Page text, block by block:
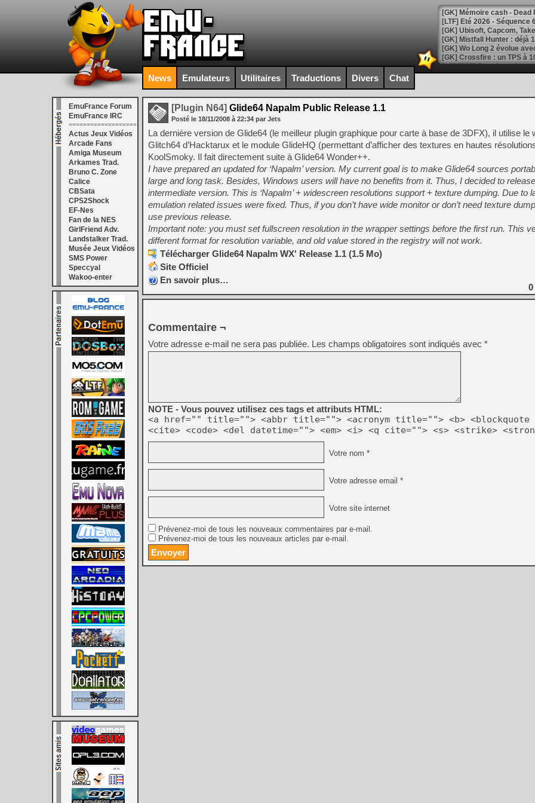
[LTF] Eté 2026 - Séquence
[GK] Mistfall Hunter : déjà
[GK] Wo Long 2 évolue
[GK] Crossfire : un TPS à
[LS] [PS5] Premiers
[Mo5] DOOM arrive en
[GK] Bethesda fête les 30
[GK] Roblox : l'action en
[GK] Agenda - GeForce
[GK] Devolver Digital en a
[LS] [PS5] ps5-y2jb-
[GK] Pourquoi Marvel
[GK] Test : Restory : Chill
[GK] GTA 6 : Rockstar
[GK] Hot Wheels Infinite
[GK] Mémoire cash -
[GK] Résultats Nintendo :
[GK] Déjà des
[Mo5] Brickboy cherche à
[GK] Minecraft et ses «
[GK] Beast of
[GK] Ubisoft : fin de partie
[GK] Mémoire cash -
[GK] Dan Houser (GTA)
[GK] Comment EA Sports
[GK] Crimson Moon : un
[GK] Isle of Reveries : le
[GK] Moonlighter 2 : The
[GK] Capcom relance
[GK] Guillermo del Toro
News Emulateurs Utilitaires Traductions Divers Chat
EmuFrance Forum
EmuFrance IRC
===================
Actus Jeux Vidéos
Arcade Fans
Amiga Museum
Arkames Trad.
Bruno C. Zone
Calice
CBSata
CPS2Shock
EF-Nes
Fan de la NES
GirlFriend Adv.
Landstalker Trad.
Musée Jeux Vidéos
SMS Power
Speccyal
Wakoo-enter
[Plugin N64] Glide64 Napalm Public Release 1.1
Posté le 18/11/2008 à 22:34 par Jets
La dernière version de Glide64 (le meilleur plugin graphique pour carte à base de 3DFX), il utilise le
Glitch64 d’Hacktarux et le module GlideHQ (permettant d’afficher des textures en hautes
KoolSmoky. Il fait directement suite à Glide64 Wonder++.
I have prepared an updated for ‘Napalm’ version. My current goal is to make Glide64 sources
large and long task. Besides, Windows users will have no benefits from it. Thus, I decided to
intermediate version. This is ‘Napalm’ + widescreen resolutions support + texture dumping. Due to
emulation related issues were fixed. Thus, if you don’t have wide monitor or don’t need texture
use previous release.
Important note: you must set fullscreen resolution in the wrapper settings before the first run. This
different format for resolution variable, and old value stored in the registry will not work.
Télécharger Glide64 Napalm WX' Release 1.1 (1.5 Mo)
Site Officiel
En savoir plus…
0
Commentaire ¬
Votre adresse e-mail ne sera pas publiée. Les champs obligatoires sont indiqués avec *
NOTE - Vous pouvez utilisez ces tags et attributs HTML:
<a href="" title=""> <abbr title=""> <acronym title=""> <b> <blockquote
<cite> <code> <del datetime=""> <em> <i> <q cite=""> <s> <strike>
Votre nom *
Votre adresse email *
Votre site internet
Prévenez-moi de tous les nouveaux commentaires par e-mail.
Prévenez-moi de tous les nouveaux articles par e-mail.